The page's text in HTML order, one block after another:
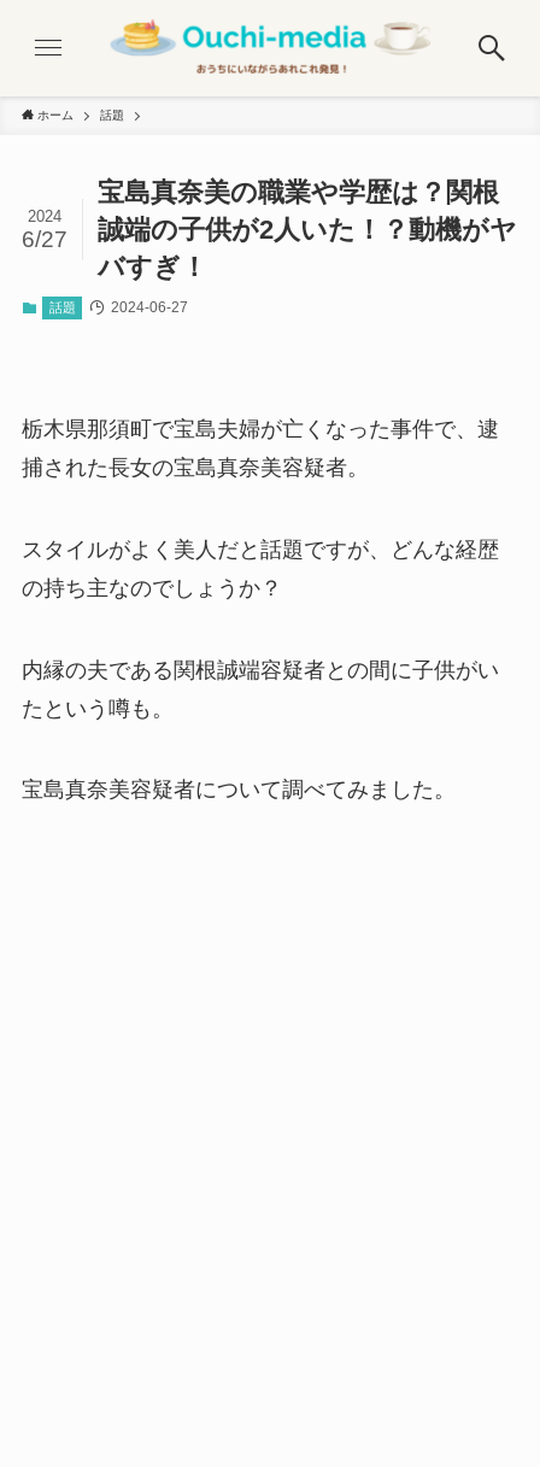
ホーム 話題
宝島真奈美の職業や学歴は？関根
誠端の子供が2人いた！？動機がヤ
バすぎ！
2024
6/27
話題 2024-06-27
栃木県那須町で宝島夫婦が亡くなった事件で、逮
捕された長女の宝島真奈美容疑者。
スタイルがよく美人だと話題ですが、どんな経歴
の持ち主なのでしょうか？
内縁の夫である関根誠端容疑者との間に子供がい
たという噂も。
宝島真奈美容疑者について調べてみました。